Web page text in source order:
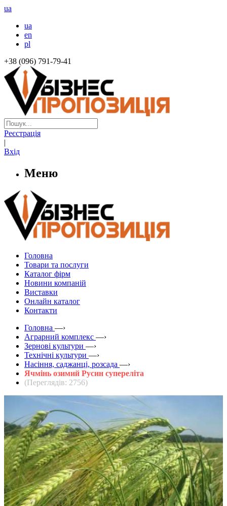
ua
ua
en
pl
+38 (096) 791-79-41
Реєстрація
|
Вхід
Меню
Головна
Товари та послуги
Каталог фірм
Новини компаній
Виставки
Онлайн каталог
Контакти
Головна —›
Аграрний комплекс —›
Зернові культури —›
Технічні культури —›
Насіння, саджанці, розсада —›
Ячмінь озимий Русин супереліта
(Переглядів: 2756)